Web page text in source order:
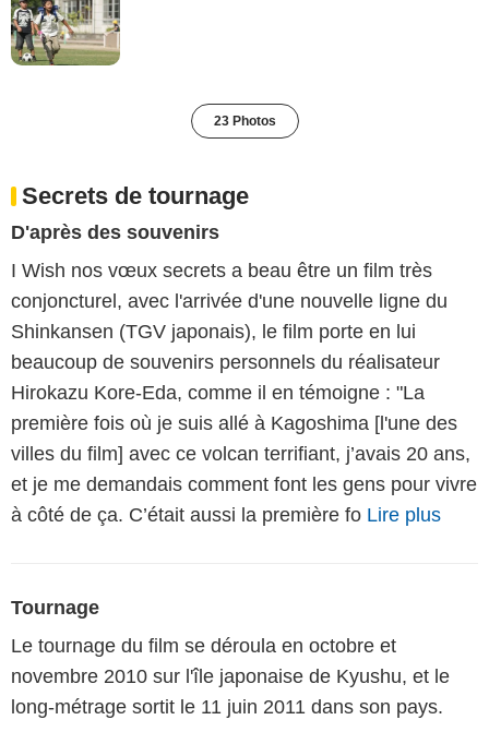
23 Photos
Secrets de tournage
D'après des souvenirs
I Wish nos vœux secrets a beau être un film très
conjoncturel, avec l'arrivée d'une nouvelle ligne du
Shinkansen (TGV japonais), le film porte en lui
beaucoup de souvenirs personnels du réalisateur
Hirokazu Kore-Eda, comme il en témoigne : "La
première fois où je suis allé à Kagoshima [l'une des
villes du film] avec ce volcan terrifiant, j’avais 20 ans,
et je me demandais comment font les gens pour vivre
à côté de ça. C’était aussi la première fo Lire plus
Tournage
Le tournage du film se déroula en octobre et
novembre 2010 sur l'île japonaise de Kyushu, et le
long-métrage sortit le 11 juin 2011 dans son pays.